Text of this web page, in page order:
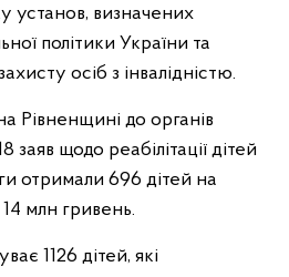
установ, визначених
політики України та
осіб з інвалідністю.
Рівненщині до органів
щодо реабілітації дітей
отримали 696 дітей на
млн гривень.
1126 дітей, які